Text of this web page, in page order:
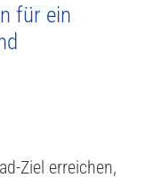
für ein
Ziel erreichen,